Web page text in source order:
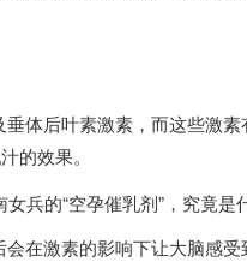
垂体后叶素激素，而这些激
的效果。
在激素的影响下让大脑感